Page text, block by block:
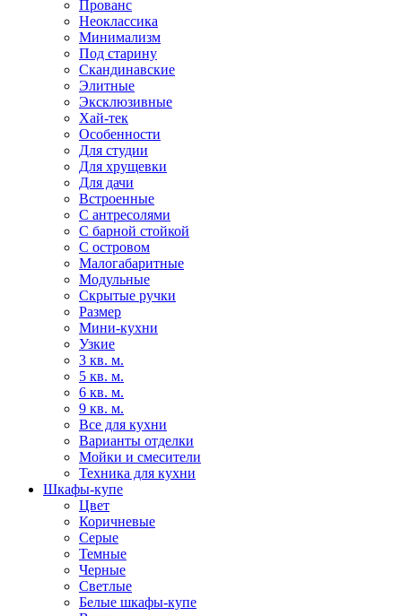
Прованс
Неоклассика
Минимализм
Под старину
Скандинавские
Элитные
Эксклюзивные
Хай-тек
Особенности
Для студии
Для хрущевки
Для дачи
Встроенные
С антресолями
С барной стойкой
С островом
Малогабаритные
Модульные
Скрытые ручки
Размер
Мини-кухни
Узкие
3 кв. м.
5 кв. м.
6 кв. м.
9 кв. м.
Все для кухни
Варианты отделки
Мойки и смесители
Техника для кухни
Шкафы-купе
Цвет
Коричневые
Серые
Темные
Черные
Светлые
Белые шкафы-купе